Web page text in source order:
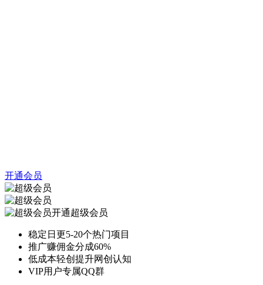
开通会员
开通超级会员
稳定日更5-20个热门项目
推广赚佣金分成60%
低成本轻创提升网创认知
VIP用户专属QQ群